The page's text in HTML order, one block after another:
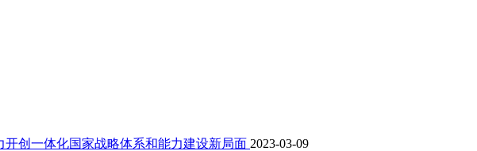
创一体化国家战略体系和能力建设新局面 2023-03-09